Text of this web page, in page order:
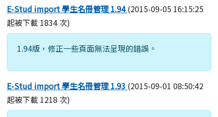
E-Stud import 學生名冊管理 1.94(2015-09-05 16:15:25
起被下載 1834 次)
1.94版，修正一些頁面無法呈現的錯誤。
E-Stud import 學生名冊管理 1.93 (2015-09-01 08:50:42
起被下載 1218 次)